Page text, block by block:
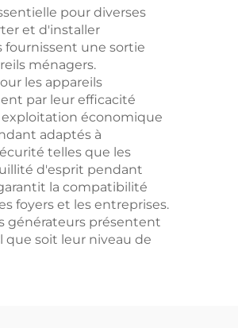
pour diverses
et d'installer
fournissent une sortie
ménagers.
les appareils
par leur efficacité
économique
adaptés à
telles que les
d'esprit pendant
la compatibilité
foyers et les entreprises.
générateurs présentent
que soit leur niveau de